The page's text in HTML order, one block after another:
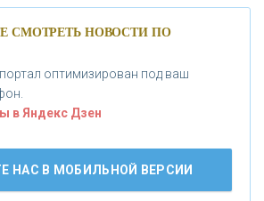
СМОТРЕТЬ НОВОСТИ ПО
оптимизирован под ваш
в Яндекс Дзен
НАС В МОБИЛЬНОЙ ВЕРСИИ